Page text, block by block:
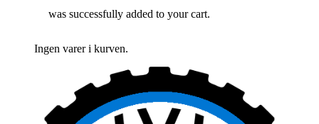
was successfully added to your cart.
Ingen varer i kurven.